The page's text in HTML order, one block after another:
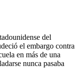
del
el embargo contra
en más de una
nunca pasaba